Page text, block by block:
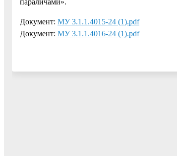
Документ: МУ 3.1.1.4015-24 (1).pdf
Документ: МУ 3.1.1.4016-24 (1).pdf